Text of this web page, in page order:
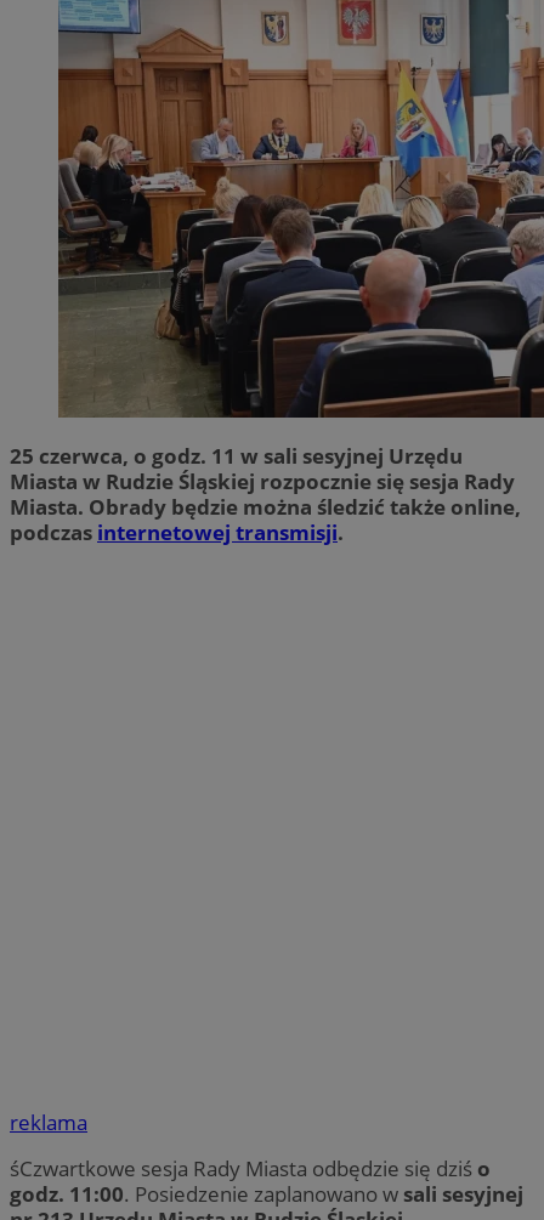
25 czerwca, o godz. 11 w sali sesyjnej Urzędu
Miasta w Rudzie Śląskiej rozpocznie się sesja Rady
Miasta. Obrady będzie można śledzić także online,
podczas internetowej transmisji.
reklama
śCzwartkowe sesja Rady Miasta odbędzie się dziś o
godz. 11:00. Posiedzenie zaplanowano w sali sesyjnej